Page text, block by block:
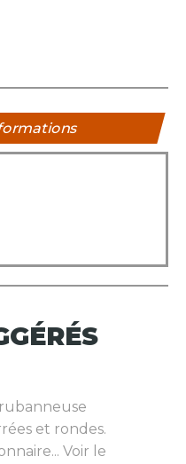
et rondes.
Voir le